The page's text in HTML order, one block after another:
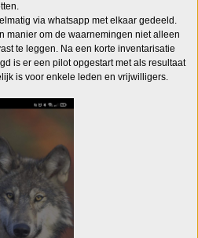
via whatsapp met elkaar gedeeld.
manier om de waarnemingen niet alleen
te leggen. Na een korte inventarisatie
is er een pilot opgestart met als resultaat
is voor enkele leden en vrijwilligers.